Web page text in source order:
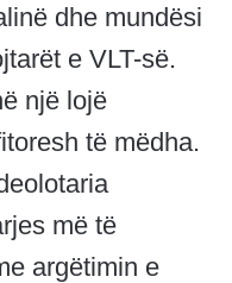
dhe mundësi
e VLT-së.
një lojë
të mëdha.
më të
argëtimin e